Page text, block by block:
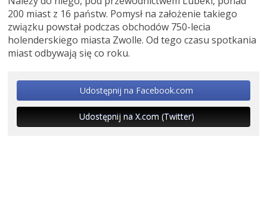
200 miast z 16 państw. Pomysł na założenie takiego
związku powstał podczas obchodów 750-lecia
holenderskiego miasta Zwolle. Od tego czasu spotkania
miast odbywają się co roku.
Udostępnij na Facebook.com
Udostępnij na X.com (Twitter)